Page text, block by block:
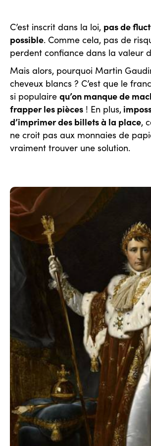
C’est inscrit dans la loi, pas de
possible. Comme cela, pas de
perdent confiance dans la valeur
Mais alors, pourquoi Martin
cheveux blancs ? C’est que le
si populaire qu’on manque de
frapper les pièces ! En plus,
d’imprimer des billets à la place,
ne croit pas aux monnaies de
vraiment trouver une solution.